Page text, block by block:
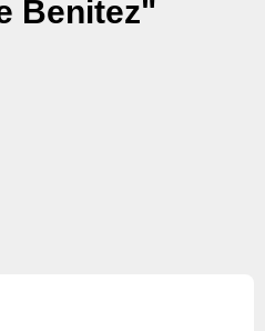
Benitez"